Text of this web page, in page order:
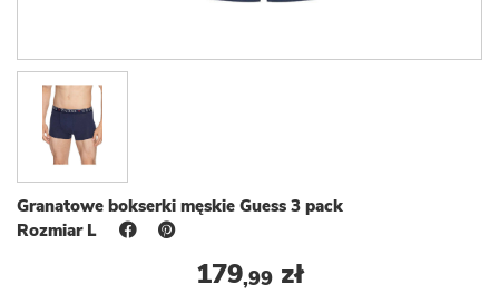
Granatowe bokserki męskie Guess 3 pack
Rozmiar L
179,99zł